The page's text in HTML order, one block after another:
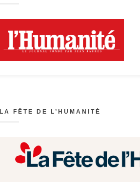
LA FÊTE DE L’HUMANITÉ